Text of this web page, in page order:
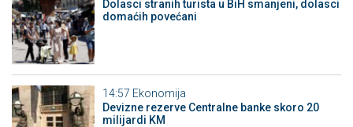
Dolasci stranih turista u BiH smanjeni, dolasci
domaćih povećani
14:57 Ekonomija
Devizne rezerve Centralne banke skoro 20
milijardi KM